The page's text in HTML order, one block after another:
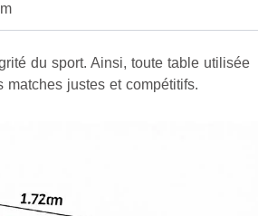
du sport. Ainsi, toute table utilisée
justes et compétitifs.